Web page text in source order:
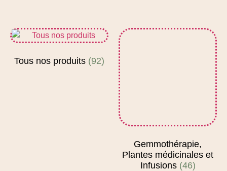
Tous nos produits (92)
Gemmothérapie,
Plantes médicinales et
Infusions (46)